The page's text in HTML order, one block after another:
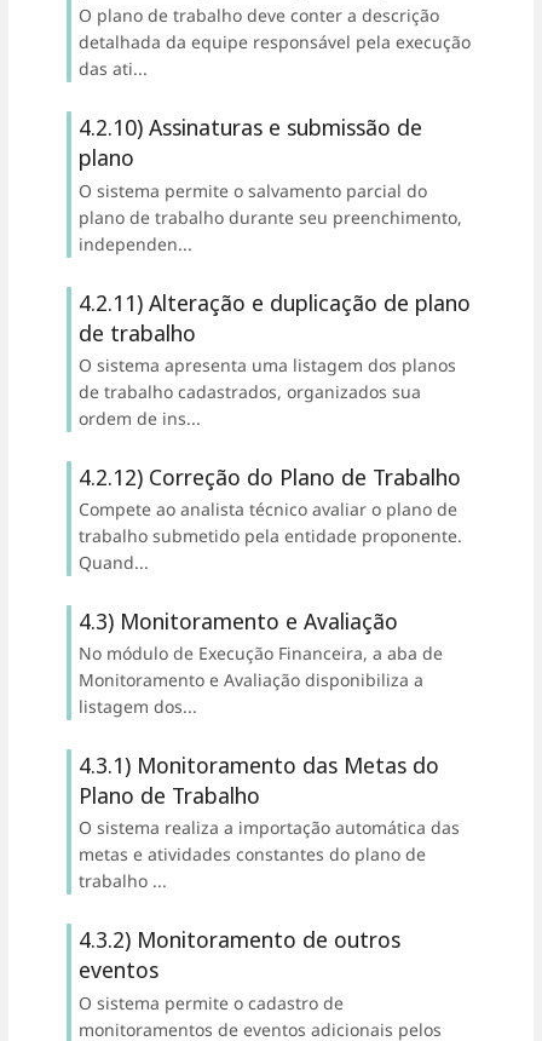
O plano de trabalho deve conter a descrição
detalhada da equipe responsável pela execução
das ati...
4.2.10) Assinaturas e submissão de
plano
O sistema permite o salvamento parcial do
plano de trabalho durante seu preenchimento,
independen...
4.2.11) Alteração e duplicação de plano
de trabalho
O sistema apresenta uma listagem dos planos
de trabalho cadastrados, organizados sua
ordem de ins...
4.2.12) Correção do Plano de Trabalho
Compete ao analista técnico avaliar o plano de
trabalho submetido pela entidade proponente.
Quand...
4.3) Monitoramento e Avaliação
No módulo de Execução Financeira, a aba de
Monitoramento e Avaliação disponibiliza a
listagem dos...
4.3.1) Monitoramento das Metas do
Plano de Trabalho
O sistema realiza a importação automática das
metas e atividades constantes do plano de
trabalho ...
4.3.2) Monitoramento de outros
eventos
O sistema permite o cadastro de
monitoramentos de eventos adicionais pelos